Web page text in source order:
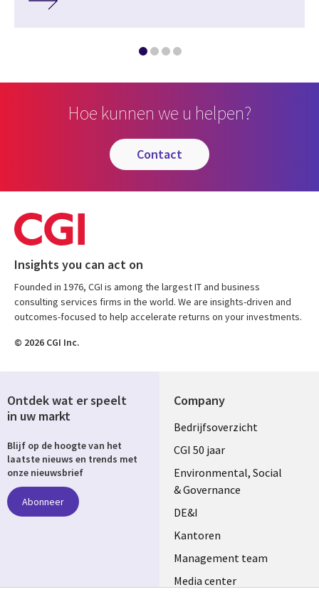
Hoe kunnen we u helpen?
contact
Insights you can act on
Founded in 1976, CGI is among the largest IT and business
consulting services firms in the world. We are insights-driven and
outcomes-focused to help accelerate returns on your investments.
© 2026 CGI Inc.
Company
Useful
links
NETHERLANDS
Bedrijfsoverzicht
CGI 50 jaar
Environmental, Social
& Governance
DE&I
Kantoren
Management team
Media center
Ontdek wat er speelt
in uw markt
Blijf op de hoogte van het
laatste nieuws en trends met
onze nieuwsbrief
Abonneer